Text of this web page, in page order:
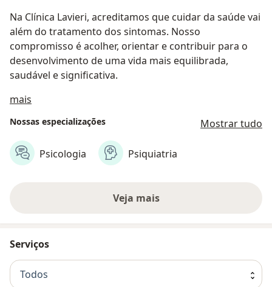
Na Clínica Lavieri, acreditamos que cuidar da saúde vai
além do tratamento dos sintomas. Nosso
compromisso é acolher, orientar e contribuir para o
desenvolvimento de uma vida mais equilibrada,
saudável e significativa.
mais
Nossas especializações Mostrar tudo
Psicologia Psiquiatria
Veja mais
Serviços
Todos